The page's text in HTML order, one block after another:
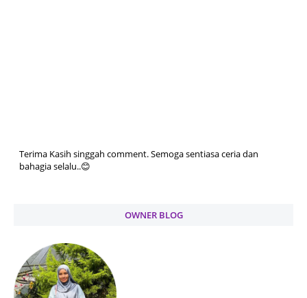
Terima Kasih singgah comment. Semoga sentiasa ceria dan
bahagia selalu..😊
OWNER BLOG